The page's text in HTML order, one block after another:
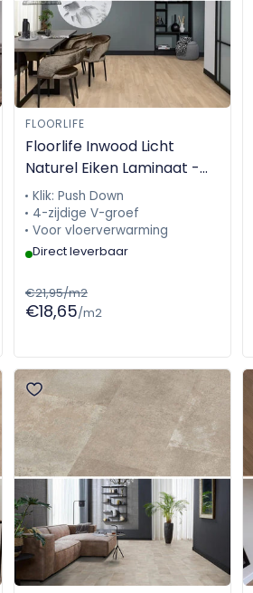
FLOORLIFE
Floorlife Inwood Licht
Naturel Eiken Laminaat -
5049242519
Klik: Push Down
4-zijdige V-groef
Voor vloerverwarming
Direct leverbaar
€21,95/m2
€18,65/m2